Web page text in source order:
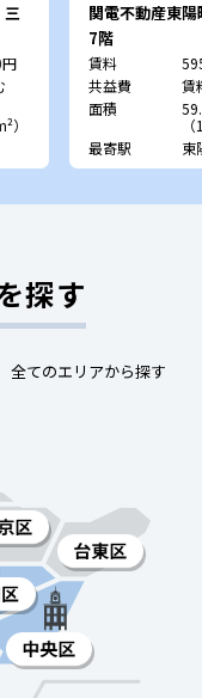
）
関電不動産東
（旧：マニュ
ス東陽町）
7階
賃料
共益費
賃
面積
最寄駅
東
探す
全てのエリアから探す